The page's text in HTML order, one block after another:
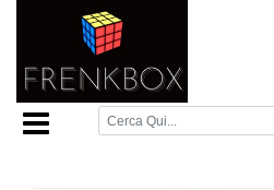
Home Page /Videosorveglianza
videosorveglianza/ Kit
AHD 2000TVL DVR 8 canali HDD